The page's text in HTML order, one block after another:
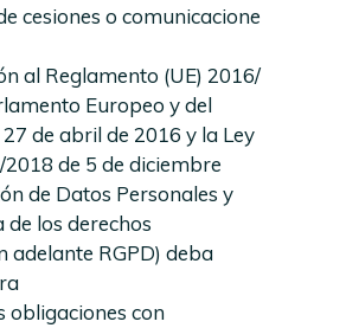
cesiones o comunicacione
al Reglamento (UE) 2016/
Europeo y del
de abril de 2016 y la Ley
de 5 de diciembre
de Datos Personales y
los derechos
adelante RGPD) deba
obligaciones con